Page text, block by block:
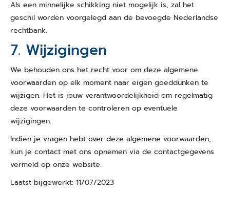
Als een minnelijke schikking niet mogelijk is, zal het
geschil worden voorgelegd aan de bevoegde Nederlandse
rechtbank.
7. Wijzigingen
We behouden ons het recht voor om deze algemene
voorwaarden op elk moment naar eigen goeddunken te
wijzigen. Het is jouw verantwoordelijkheid om regelmatig
deze voorwaarden te controleren op eventuele
wijzigingen.
Indien je vragen hebt over deze algemene voorwaarden,
kun je contact met ons opnemen via de contactgegevens
vermeld op onze website.
Laatst bijgewerkt: 11/07/2023